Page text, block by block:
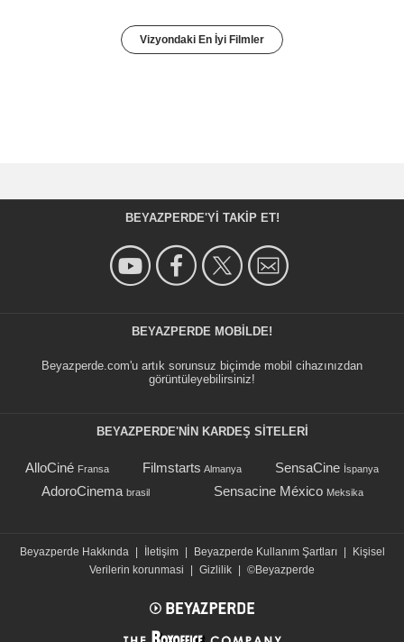
Vizyondaki En İyi Filmler
BEYAZPERDE'YI TAKIP ET!
BEYAZPERDE MOBILDE!
Beyazperde.com'u artık sorunsuz biçimde mobil cihazınızdan
görüntüleyebilirsiniz!
BEYAZPERDE'NIN KARDEŞ SİTELERİ
AlloCiné Fransa Filmstarts Almanya SensaCine İspanya
AdoroCinema brasil Sensacine México Meksika
Beyazperde Hakkında | İletişim | Beyazperde Kullanım Şartları |
Kişisel
Verilerin korunmasi
| Gizlilik | ©Beyazperde